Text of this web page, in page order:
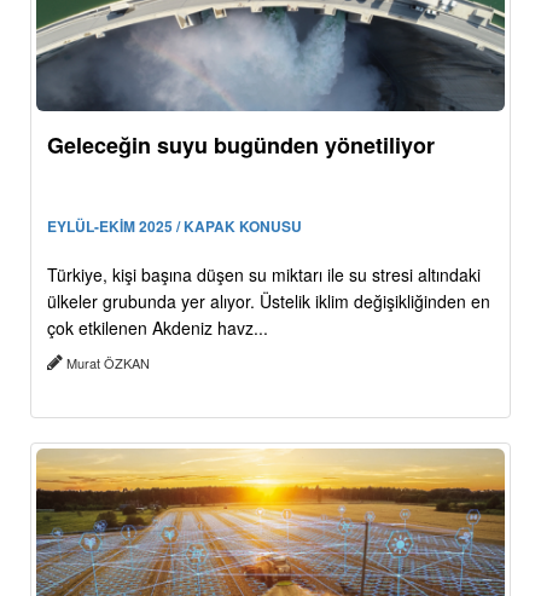
Geleceğin suyu bugünden yönetiliyor
EYLÜL-EKİM 2025 / KAPAK KONUSU
Türkiye, kişi başına düşen su miktarı ile su stresi altındaki
ülkeler grubunda yer alıyor. Üstelik iklim değişikliğinden en
çok etkilenen Akdeniz havz...
Murat ÖZKAN